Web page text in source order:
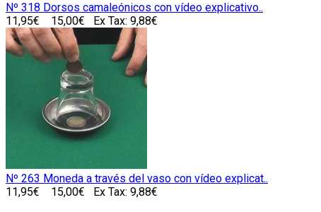
Nº 318 Dorsos camaleónicos con vídeo explicativo..
11,95€
15,00€ Ex Tax: 9,88€
Nº 263 Moneda a través del vaso con vídeo explicat..
11,95€
15,00€ Ex Tax: 9,88€